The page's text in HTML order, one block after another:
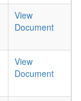
View
Document
View
Document